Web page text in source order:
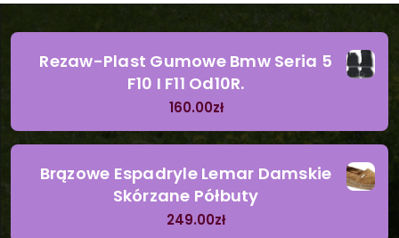
Rezaw-Plast Gumowe Bmw Seria 5
F10 I F11 Od10R.
160.00zł
Brązowe Espadryle Lemar Damskie
Skórzane Półbuty
249.00zł